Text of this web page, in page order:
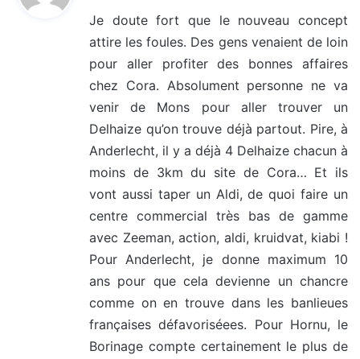
:
Je doute fort que le nouveau concept
attire les foules. Des gens venaient de loin
pour aller profiter des bonnes affaires
chez Cora. Absolument personne ne va
venir de Mons pour aller trouver un
Delhaize qu’on trouve déjà partout. Pire, à
Anderlecht, il y a déjà 4 Delhaize chacun à
moins de 3km du site de Cora… Et ils
vont aussi taper un Aldi, de quoi faire un
centre commercial très bas de gamme
avec Zeeman, action, aldi, kruidvat, kiabi !
Pour Anderlecht, je donne maximum 10
ans pour que cela devienne un chancre
comme on en trouve dans les banlieues
françaises défavoriséees. Pour Hornu, le
Borinage compte certainement le plus de